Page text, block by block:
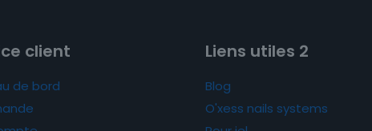
client
de bord
Liens utiles 2
Blog
O'xess nails systems